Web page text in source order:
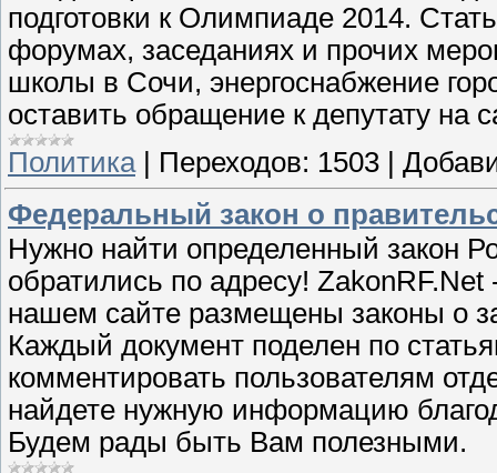
подготовки к Олимпиаде 2014.
форумах, заседаниях и прочих
школы в Сочи, энергоснабжение
оставить обращение к депутату на
Политика | Переходов: 1503 |
Федеральный закон о
Нужно найти определенный закон
обратились по адресу!
нашем сайте размещены законы о
Каждый документ поделен по
комментировать пользователям
найдете нужную информацию
Будем рады быть Вам полезными.